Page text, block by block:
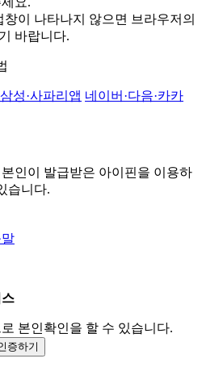
이 나타나지 않으면 브라우저의
바랍니다.
성·사파리앱 네이버·다음·카카
인이 발급받은 아이핀을 이용하
습니다.
본인확인을 할 수 있습니다.
증하기